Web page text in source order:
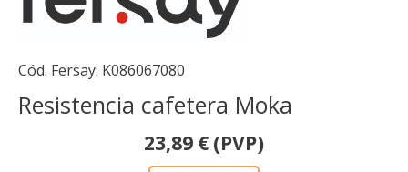
Cód. Fersay: K086067080
Resistencia cafetera Moka
23,89 € (PVP)